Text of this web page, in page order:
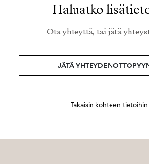
Haluatko
Ota yhteyttä, tai jätä
JÄTÄ
Takaisin kohteen tietoihin